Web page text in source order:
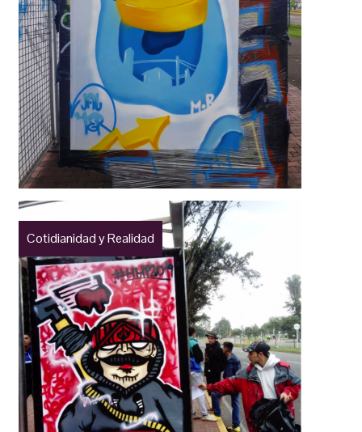
Cotidianidad y Realidad